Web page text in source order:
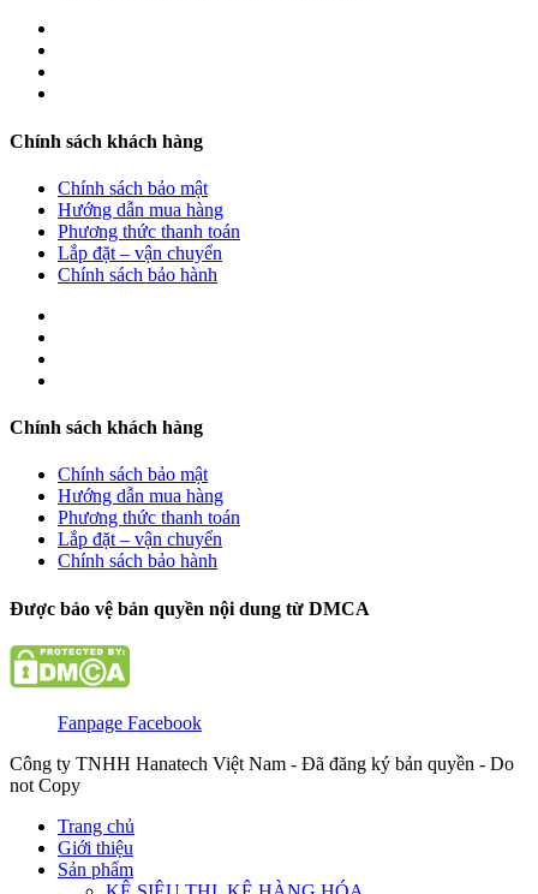
Chính sách khách hàng
Chính sách bảo mật
Hướng dẫn mua hàng
Phương thức thanh toán
Lắp đặt – vận chuyển
Chính sách bảo hành
Chính sách khách hàng
Chính sách bảo mật
Hướng dẫn mua hàng
Phương thức thanh toán
Lắp đặt – vận chuyển
Chính sách bảo hành
Được bảo vệ bản quyền nội dung từ DMCA
Fanpage Facebook
Công ty TNHH Hanatech Việt Nam - Đã đăng ký bản quyền - Do
not Copy
Trang chủ
Giới thiệu
Sản phẩm